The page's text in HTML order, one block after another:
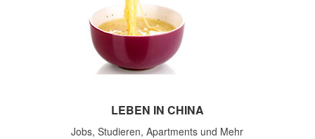
LEBEN IN CHINA
Jobs, Studieren, Apartments und Mehr